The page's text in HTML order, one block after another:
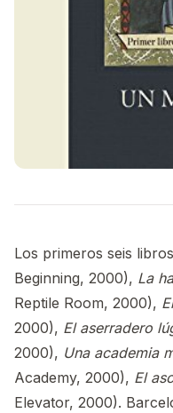
Los primeros seis
Beginning, 2000), La
Reptile Room, 2000),
2000), El aserradero
2000), Una academia
Academy, 2000), El
Elevator, 2000).